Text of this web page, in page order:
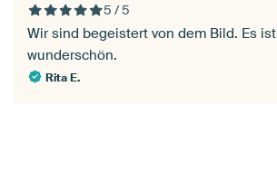
5 / 5
Wir sind begeistert von dem Bild. Es ist
wunderschön.
Rita E.